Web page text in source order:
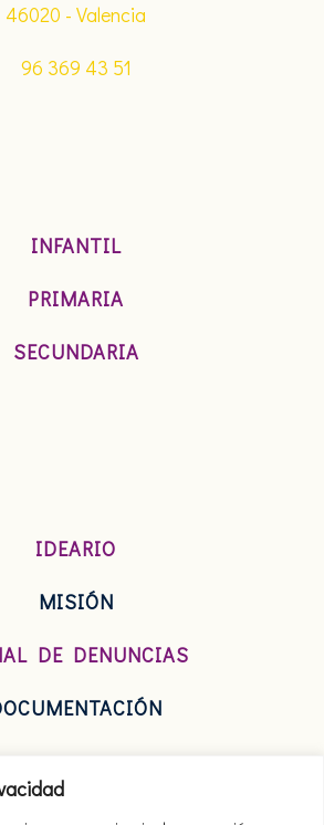
46020 - Valencia
96 369 43 51
INFANTIL
PRIMARIA
SECUNDARIA
IDEARIO
MISIÓN
DE DENUNCIAS